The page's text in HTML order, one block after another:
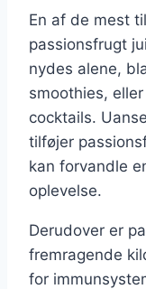
En af de mest
passionsfrugt
nydes alene,
smoothies,
cocktails.
tilføjer
kan forvandle
oplevelse.
Derudover er
fremragende
for